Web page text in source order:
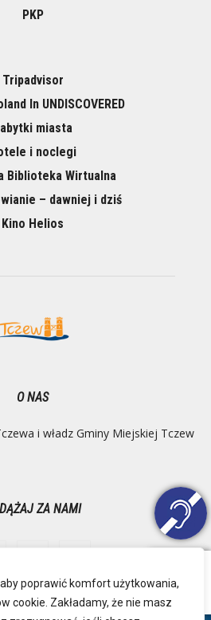
poprawić komfort użytkowania,
cookie. Zakładamy, że nie masz
PKP
Tripadvisor
In UNDISCOVERED
miasta
i noclegi
Biblioteka Wirtualna
– dawniej i dziś
Kino Helios
O NAS
i władz Gminy Miejskiej Tczew
ZA NAMI
Inspektor Danych Osobowych